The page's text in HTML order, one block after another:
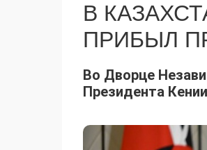
В
ПРИБЫЛ
Во Дворце
Президента